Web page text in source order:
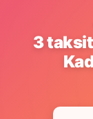
3